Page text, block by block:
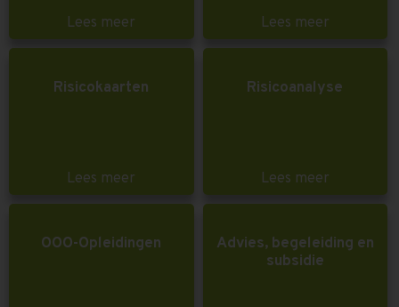
Lees meer Lees meer
Risicokaarten
Lees meer
Risicoanalyse
Lees meer
OOO-Opleidingen
Advies, begeleiding en
subsidie